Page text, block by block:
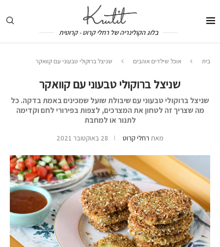
בלוג הקולינריה של רחלי קרוט - קרוטית
בית אוכל שילדים אוהבים שניצל ברוקולי טבעוני עם קוואקר
שניצל ברוקולי טבעוני עם קוואקר
שניצל ברוקולי טבעוני עם שיבולת שועל שמכינים באמת בדקה. כל
מה שצריך זה לטחון את המצרכים, לצפות בפירורי לחם וקדימה
לתנור או למחבת
מאת רחלי קרוט 28 באוקטובר 2021